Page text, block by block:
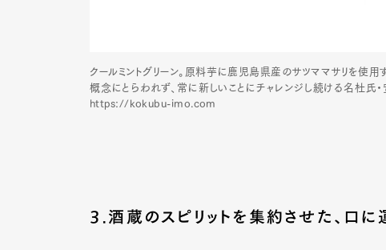
クールミントグリーン。原料芋に鹿児島県産のサツママサリを使
概念にとらわれず、常に新しいことにチャレンジし続ける名
https://kokubu-imo.com
3.酒蔵のスピリットを集約させた、口